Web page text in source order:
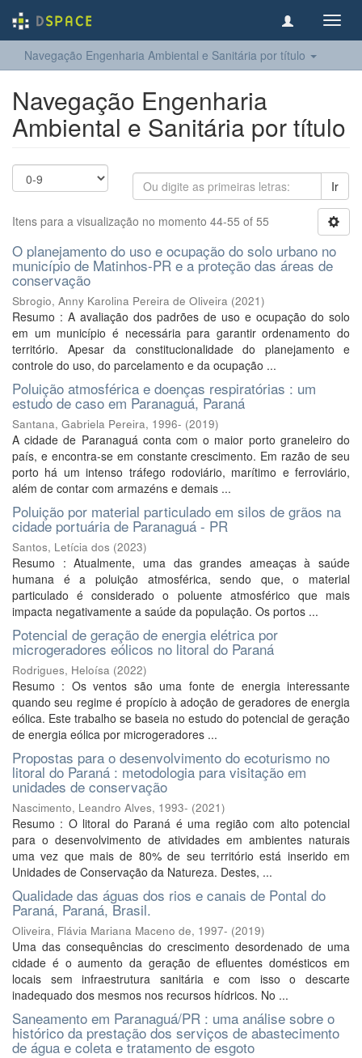
Navegação Engenharia Ambiental e Sanitária por título
Navegação Engenharia
Ambiental e Sanitária por título
Ir
Itens para a visualização no momento 44-55 of 55
O planejamento do uso e ocupação do solo urbano no
município de Matinhos-PR e a proteção das áreas de
conservação
Sbrogio, Anny Karolina Pereira de Oliveira (2021)
Resumo : A avaliação dos padrões de uso e ocupação do solo
em um município é necessária para garantir ordenamento do
território. Apesar da constitucionalidade do planejamento e
controle do uso, do parcelamento e da ocupação ...
Poluição atmosférica e doenças respiratórias : um
estudo de caso em Paranaguá, Paraná
Santana, Gabriela Pereira, 1996- (2019)
A cidade de Paranaguá conta com o maior porto graneleiro do
país, e encontra-se em constante crescimento. Em razão de seu
porto há um intenso tráfego rodoviário, marítimo e ferroviário,
além de contar com armazéns e demais ...
Poluição por material particulado em silos de grãos na
cidade portuária de Paranaguá - PR
Santos, Letícia dos (2023)
Resumo : Atualmente, uma das grandes ameaças à saúde
humana é a poluição atmosférica, sendo que, o material
particulado é considerado o poluente atmosférico que mais
impacta negativamente a saúde da população. Os portos ...
Potencial de geração de energia elétrica por
microgeradores eólicos no litoral do Paraná
Rodrigues, Heloísa (2022)
Resumo : Os ventos são uma fonte de energia interessante
quando seu regime é propício à adoção de geradores de energia
eólica. Este trabalho se baseia no estudo do potencial de geração
de energia eólica por microgeradores ...
Propostas para o desenvolvimento do ecoturismo no
litoral do Paraná : metodologia para visitação em
unidades de conservação
Nascimento, Leandro Alves, 1993- (2021)
Resumo : O litoral do Paraná é uma região com alto potencial
para o desenvolvimento de atividades em ambientes naturais
uma vez que mais de 80% de seu território está inserido em
Unidades de Conservação da Natureza. Destes, ...
Qualidade das águas dos rios e canais de Pontal do
Paraná, Paraná, Brasil.
Oliveira, Flávia Mariana Maceno de, 1997- (2019)
Uma das consequências do crescimento desordenado de uma
cidade é o aumento da geração de efluentes domésticos em
locais sem infraestrutura sanitária e com isso o descarte
inadequado dos mesmos nos recursos hídricos. No ...
Saneamento em Paranaguá/PR : uma análise sobre o
histórico da prestação dos serviços de abastecimento
de água e coleta e tratamento de esgoto